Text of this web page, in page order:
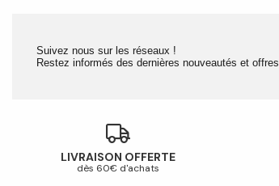
Suivez nous sur les réseaux !
Restez informés des dernières nouveautés et offres.
LIVRAISON OFFERTE
dès 60€ d'achats